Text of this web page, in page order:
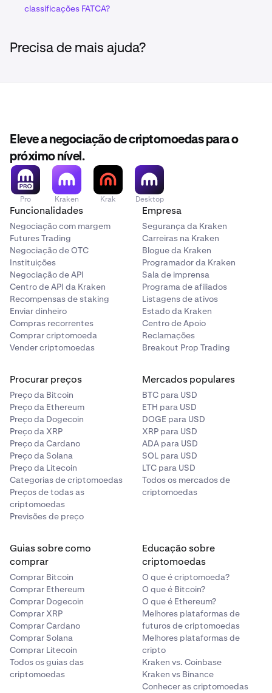
perspetiva do crypto-asset).
Se uma conta incluir a seguinte atividade:
As agregações seriam reportadas como:
Agregado de todo o BTC comprado com USD
(entrada de crypto-asset)
Agregado de todo o BTC vendido por USD (saída de
crypto-asset)
Agregado de todo o SOL vendido por USD (saída de
crypto-asset)
Cada agregação é reportada separadamente.
Trocas entre um ou mais Crypto-Assets
Relevantes
As transações que envolvem trocas entre crypto-assets
são agregadas por:
Transaction Direction (entrada vs. saída para o
crypto-asset relevante).
Exemplo:
Se uma conta incluir:
BTC comprado com ETH
BTC vendido por ETH
SOL vendido por BTC
Agregado de todo o BTC comprado com ETH
(entrada de BTC)
Agregado de todo o BTC vendido por ETH (saída de
BTC)
Agregado de todo o SOL vendido por BTC (saída de
SOL)
Cada crypto-pair e direção é agregado e reportado
independentemente.
classificações FATCA?
Precisa de mais ajuda?
Eleve a negociação de criptomoedas para o
próximo nível.
Pro Kraken Krak Desktop
Funcionalidades
Negociação com margem
Futures Trading
Negociação de OTC
Instituições
Negociação de API
Centro de API da Kraken
Recompensas de staking
Enviar dinheiro
Compras recorrentes
Comprar criptomoeda
Vender criptomoedas
Empresa
Segurança da Kraken
Carreiras na Kraken
Blogue da Kraken
Programador da Kraken
Sala de imprensa
Programa de afiliados
Listagens de ativos
Estado da Kraken
Centro de Apoio
Reclamações
Breakout Prop Trading
Procurar preços
Preço da Bitcoin
Preço da Ethereum
Preço da Dogecoin
Preço da XRP
Preço da Cardano
Preço da Solana
Preço da Litecoin
Categorias de criptomoedas
Preços de todas as
criptomoedas
Previsões de preço
Mercados populares
BTC para USD
ETH para USD
DOGE para USD
XRP para USD
ADA para USD
SOL para USD
LTC para USD
Todos os mercados de
criptomoedas
Guias sobre como
comprar
Comprar Bitcoin
Comprar Ethereum
Comprar Dogecoin
Comprar XRP
Comprar Cardano
Comprar Solana
Comprar Litecoin
Todos os guias das
criptomoedas
Educação sobre
criptomoedas
O que é criptomoeda?
O que é Bitcoin?
O que é Ethereum?
Melhores plataformas de
futuros de criptomoedas
Melhores plataformas de
cripto
Kraken vs. Coinbase
Kraken vs Binance
Conhecer as criptomoedas